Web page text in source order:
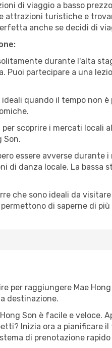
di viaggio a basso
turistiche e
anche se decidi di
durante l'alta
partecipare a una
quando il tempo non
scoprire i mercati locali
Son.
essere avverse durante
di danza locale. La bassa
che sono ideali da
di saperne di più
per raggiungere Mae
destinazione.
Son è facile e veloce.
Inizia ora a pianificare
di prenotazione